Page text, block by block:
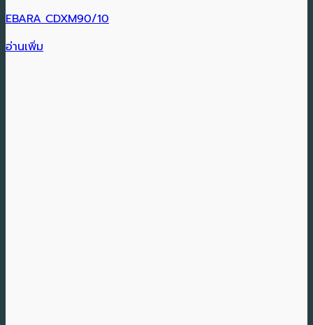
EBARA CDXM90/10
อ่านเพิ่ม